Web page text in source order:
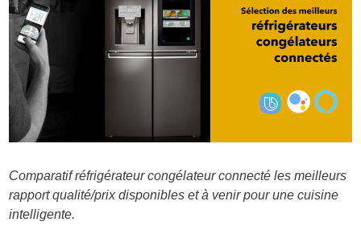
Comparatif réfrigérateur congélateur connecté les meilleurs
rapport qualité/prix disponibles et à venir pour une cuisine
intelligente.